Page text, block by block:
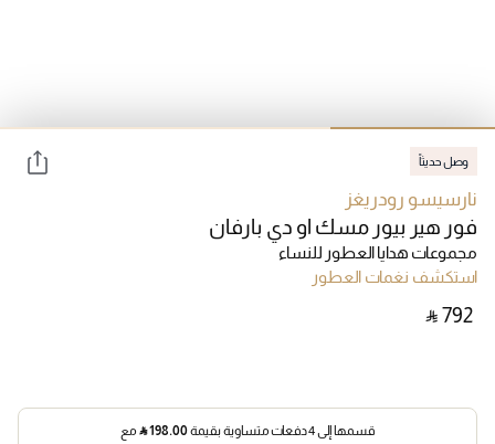
وصل حديثاً
نارسيسو رودريغز
فور هير بيور مسك او دي بارفان
مجموعات هدايا العطور للنساء
استكشف نغمات العطور
‎ ⃁ ⁦792⁩ ‎
قسمها إلى 4 دفعات متساوية بقيمة 198.00
⃁ مع